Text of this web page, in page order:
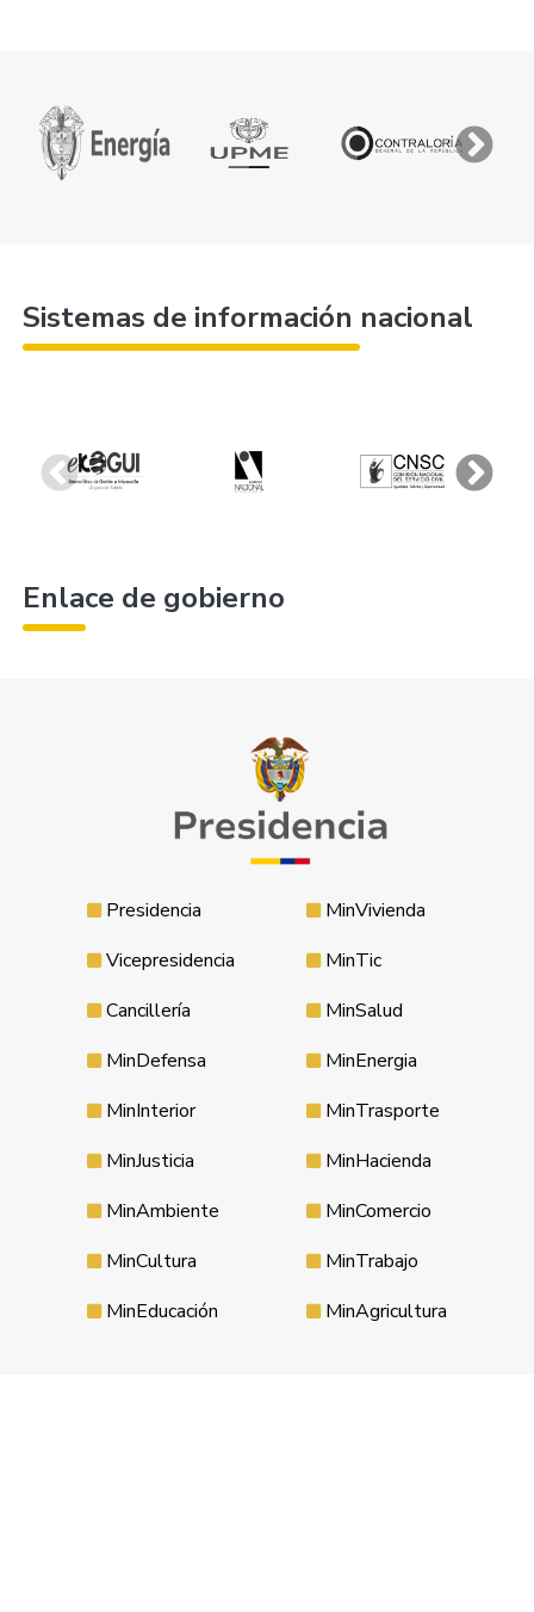
Sistemas de información nacional
Enlace de gobierno
Presidencia
Vicepresidencia
Cancillería
MinDefensa
MinInterior
MinJusticia
MinAmbiente
MinCultura
MinEducación
MinVivienda
MinTic
MinSalud
MinEnergia
MinTrasporte
MinHacienda
MinComercio
MinTrabajo
MinAgricultura